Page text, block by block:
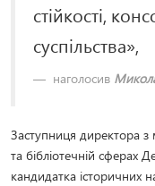
стійкості,
суспільства»,
наголосив
Заступниця директора з
та бібліотечній сферах
кандидатка історичних